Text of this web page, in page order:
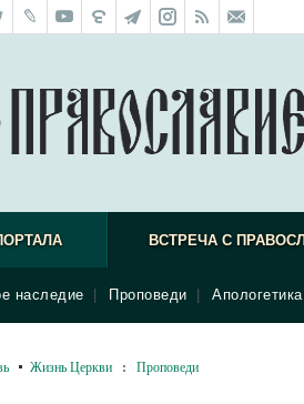
ВСТРЕЧА С
наследие Проповеди Апологетика
Жизнь Церкви : Проповеди